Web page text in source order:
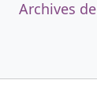
Archives